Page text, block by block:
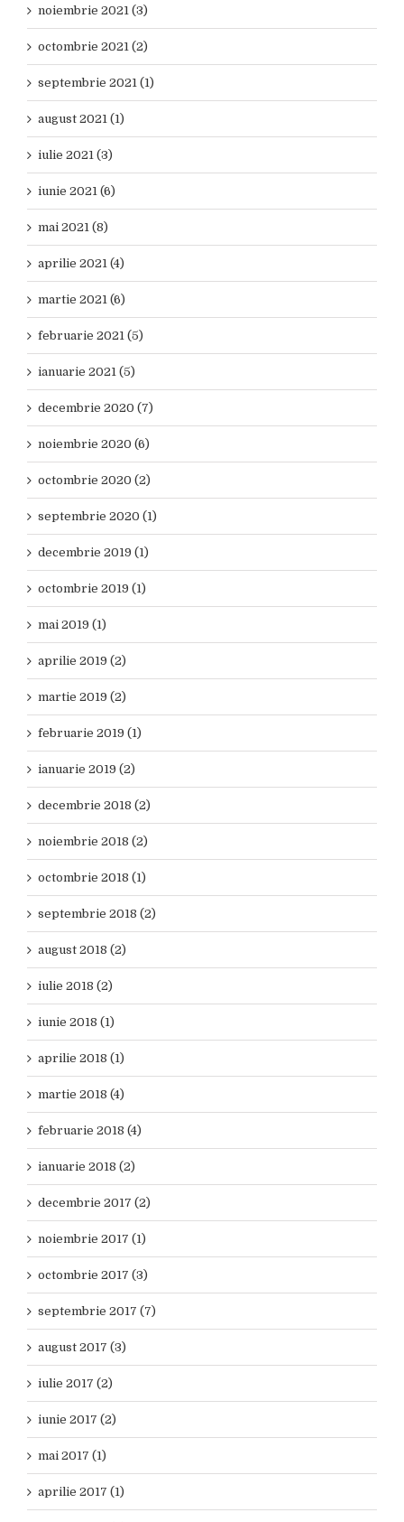
noiembrie 2021 (3)
octombrie 2021 (2)
septembrie 2021 (1)
august 2021 (1)
iulie 2021 (3)
iunie 2021 (6)
mai 2021 (8)
aprilie 2021 (4)
martie 2021 (6)
februarie 2021 (5)
ianuarie 2021 (5)
decembrie 2020 (7)
noiembrie 2020 (6)
octombrie 2020 (2)
septembrie 2020 (1)
decembrie 2019 (1)
octombrie 2019 (1)
mai 2019 (1)
aprilie 2019 (2)
martie 2019 (2)
februarie 2019 (1)
ianuarie 2019 (2)
decembrie 2018 (2)
noiembrie 2018 (2)
octombrie 2018 (1)
septembrie 2018 (2)
august 2018 (2)
iulie 2018 (2)
iunie 2018 (1)
aprilie 2018 (1)
martie 2018 (4)
februarie 2018 (4)
ianuarie 2018 (2)
decembrie 2017 (2)
noiembrie 2017 (1)
octombrie 2017 (3)
septembrie 2017 (7)
august 2017 (3)
iulie 2017 (2)
iunie 2017 (2)
mai 2017 (1)
aprilie 2017 (1)